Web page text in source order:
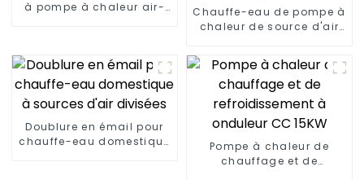
à pompe à chaleur air-
Chauffe-eau de pompe à
chaleur de source d'air
écoles, des hôtels, des
hôpitaux
Doublure en émail pour
chauffe-eau domestique
Pompe à chaleur de
chauffage et de